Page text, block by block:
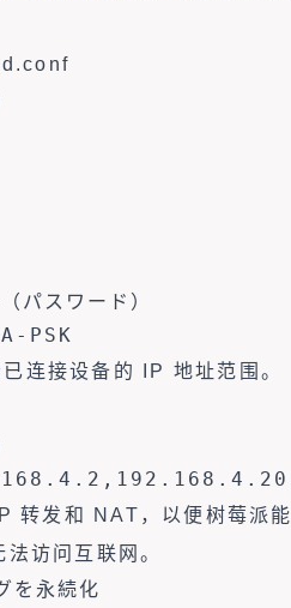
スワード）
PSK
连接设备的 IP 地址范围。
转发和 NAT，以便树莓派
访问互联网。
を永続化